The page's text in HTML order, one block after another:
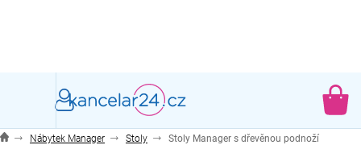
Nábytek Manager Stoly Stoly Manager s dřevěnou podnoží